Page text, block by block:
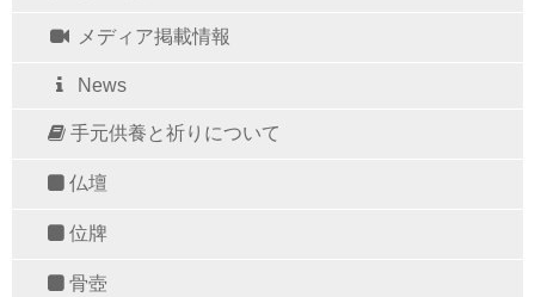
メディア掲載情報
News
手元供養と祈りについて
仏壇
位牌
骨壺